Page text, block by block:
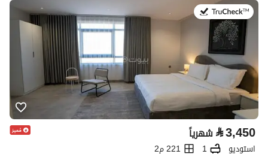
في:19 يوليو 2026
⃁3,450 شهرياً
استوديو 1
221 م2